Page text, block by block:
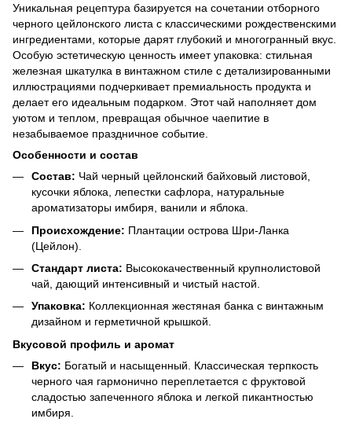
Уникальная рецептура базируется на сочетании отборного
черного цейлонского листа с классическими рождественскими
ингредиентами, которые дарят глубокий и многогранный вкус.
Особую эстетическую ценность имеет упаковка: стильная
железная шкатулка в винтажном стиле с детализированными
иллюстрациями подчеркивает премиальность продукта и
делает его идеальным подарком. Этот чай наполняет дом
уютом и теплом, превращая обычное чаепитие в
незабываемое праздничное событие.
Особенности и состав
Состав: Чай черный цейлонский байховый листовой,
кусочки яблока, лепестки сафлора, натуральные
ароматизаторы имбиря, ванили и яблока.
Происхождение: Плантации острова Шри-Ланка
(Цейлон).
Стандарт листа: Высококачественный крупнолистовой
чай, дающий интенсивный и чистый настой.
Упаковка: Коллекционная жестяная банка с винтажным
дизайном и герметичной крышкой.
Вкусовой профиль и аромат
Вкус: Богатый и насыщенный. Классическая терпкость
черного чая гармонично переплетается с фруктовой
сладостью запеченного яблока и легкой пикантностью
имбиря.